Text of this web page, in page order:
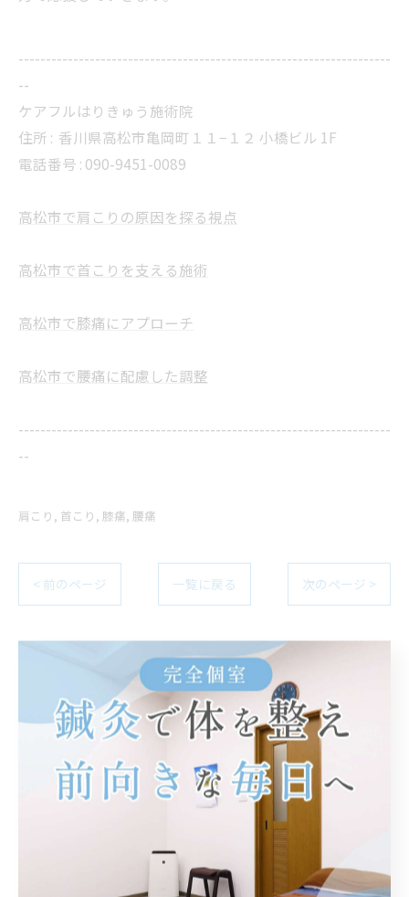
--------------------------------------------------------------------
--
ケアフルはりきゅう施術院
住所 : 香川県高松市亀岡町１１−１２ 小橋ビル 1F
電話番号 : 090-9451-0089
高松市で肩こりの原因を探る視点
高松市で首こりを支える施術
高松市で膝痛にアプローチ
高松市で腰痛に配慮した調整
--------------------------------------------------------------------
--
肩こり 首こり 膝痛 腰痛
< 前のページ 一覧に戻る 次のページ >
関連タグ
#整動鍼 #スポーツ障害 #捻挫
#原因
#小波津式
#整体
#高松市 #首の痛み
#足底筋膜炎
#鍼灸院